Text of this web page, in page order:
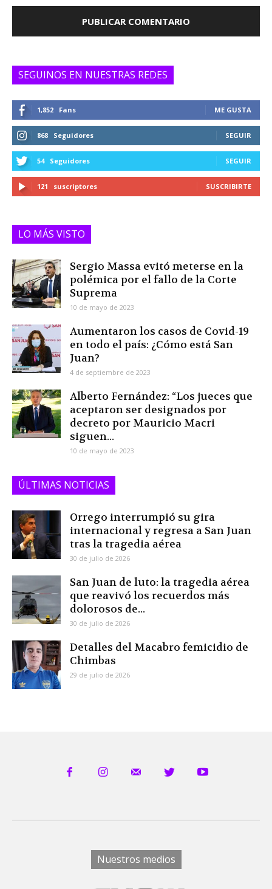
SEGUINOS EN NUESTRAS REDES
1,852 Fans ME GUSTA
868 Seguidores SEGUIR
54 Seguidores SEGUIR
121 suscriptores SUSCRIBIRTE
LO MÁS VISTO
Sergio Massa evitó meterse en la
polémica por el fallo de la Corte
Suprema
10 de mayo de 2023
Aumentaron los casos de Covid-19
en todo el país: ¿Cómo está San
Juan?
4 de septiembre de 2023
Alberto Fernández: “Los jueces que
aceptaron ser designados por
decreto por Mauricio Macri
siguen...
10 de mayo de 2023
ÚLTIMAS NOTICIAS
Orrego interrumpió su gira
internacional y regresa a San Juan
tras la tragedia aérea
30 de julio de 2026
San Juan de luto: la tragedia aérea
que reavivó los recuerdos más
dolorosos de...
30 de julio de 2026
Detalles del Macabro femicidio de
Chimbas
29 de julio de 2026
Nuestros medios